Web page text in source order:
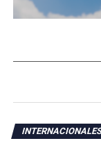
RELATED TOPICS:
Avalan la
Apple anuncia
privacidad